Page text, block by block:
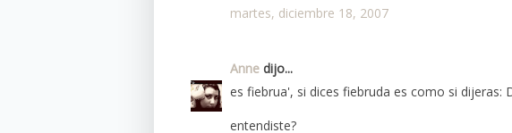
martes, diciembre 18, 2007
Anne dijo...
es fiebrua', si dices fiebruda es como si dijeras:
entendiste?